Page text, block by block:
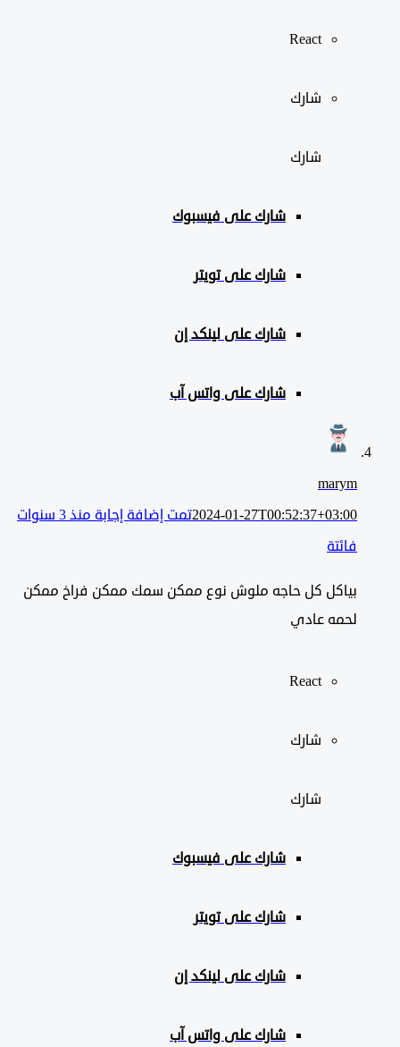
React
شارك
شارك علىفيسبوك
شارك على تويتر
شارك على لينكد إن
شارك على واتس آب
marym
2024-01-27T00:52:37+03:00
تمت إضافة إجابة منذ 3 سنوات
بياكل كل حاجه ملوش نوع ممكن سمك ممكن فراخ ممكن
لحمه عادي
React
شارك
شارك علىفيسبوك
شارك على تويتر
شارك على لينكد إن
شارك على واتس آب